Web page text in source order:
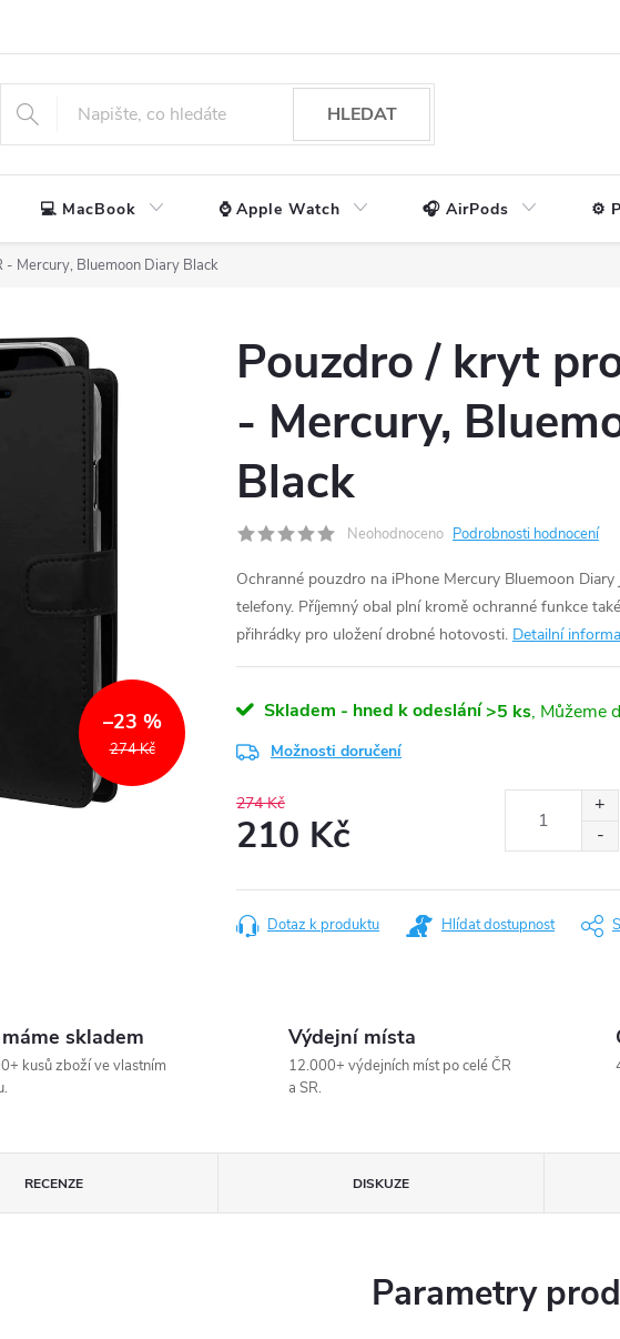
HLEDAT
💻 MacBook ⌚ Apple Watch 🎧 AirPods ⚙️
- Mercury, Bluemoon Diary Black
274 Kč
–23 %
Pouzdro / kryt
- Mercury,
Black
Neohodnoceno Podrobnosti hodnocení
Ochranné pouzdro na iPhone Mercury Bluemoon
telefony. Příjemný obal plní kromě ochranné funkce
přihrádky pro uložení drobné hotovosti. Detailní
Skladem - hned k odeslání>5 ks
Možnosti doručení
274 Kč
210 Kč
cena:
Dotaz k produktu Hlídat dostupnost
skladem
kusů zboží ve vlastním
Výdejní místa
12.000+ výdejních míst po celé ČR
a SR.
RECENZE DISKUZE
Parametry